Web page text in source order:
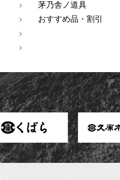
茅乃舎ノ道具
おすすめ品・割引